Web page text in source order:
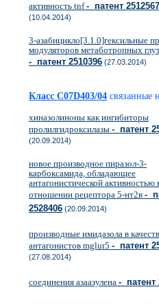
активность tnf- патент 2512567
(10.04.2014)
3-азабицикло[3.1.0]гексильные
модуляторов метаботропных
- патент 2510396 (27.03.2014)
Класс C07D403/04 связанные
хиназолиноны как ингибиторы
пролилгидроксилазы - патент
(20.09.2014)
новое производное пиразол-3-
карбоксамида, обладающее
антагонистической активностью
отношении рецептора 5-нт2в -
2528406 (20.09.2014)
производные имидазола в
антагонистов mglur5 - патент
(27.08.2014)
соединения азаазулена - патент